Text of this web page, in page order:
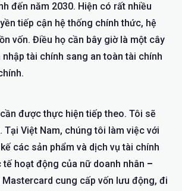
đến năm 2030. Hiện có rất nhiều
tiếp cận hệ thống chính thức, hệ
vốn. Điều họ cần bây giờ là một cây
tài chính sang an toàn tài chính
được thực hiện tiếp theo. Tôi sẽ
Tại Việt Nam, chúng tôi làm việc với
các sản phẩm và dịch vụ tài chính
tế hoạt động của nữ doanh nhân –
Mastercard cung cấp vốn lưu động, đi